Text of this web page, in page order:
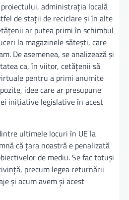
administrația locală
de stații de reciclare și în alte
ar putea primi în schimbul
la magazinele sătești, care
De asemenea, se analizează și
ca, în viitor, cetățenii să
pentru a primi anumite
idee care ar presupune
inițiative legislative în acest
ultimele locuri în UE la
că ţara noastră e penalizată
de mediu. Se fac totuşi
precum legea returnării
şi acum avem şi acest